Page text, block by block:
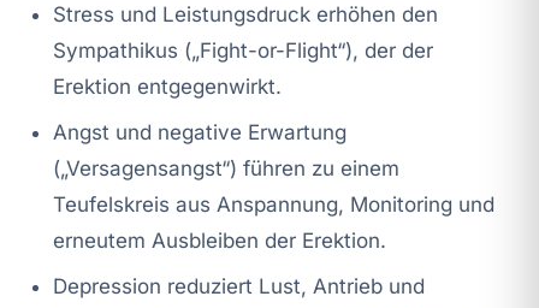
Stress und Leistungsdruck erhöhen den
Sympathikus („Fight-or-Flight“), der der
Erektion entgegenwirkt.
Angst und negative Erwartung
(„Versagensangst“) führen zu einem
Teufelskreis aus Anspannung, Monitoring und
erneutem Ausbleiben der Erektion.
Depression reduziert Lust, Antrieb und